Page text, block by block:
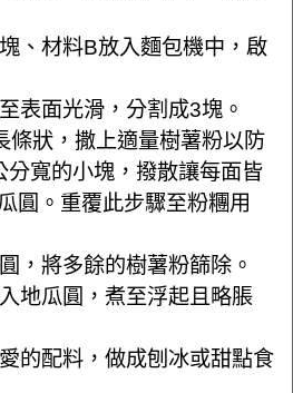
、材料B放入麵包機中，啟
表面光滑，分割成3塊。
條狀，撒上適量樹薯粉以防
分寬的小塊，撥散讓每面皆
圓。重覆此步驟至粉糰用
，將多餘的樹薯粉篩除。
地瓜圓，煮至浮起且略脹
的配料，做成刨冰或甜點食